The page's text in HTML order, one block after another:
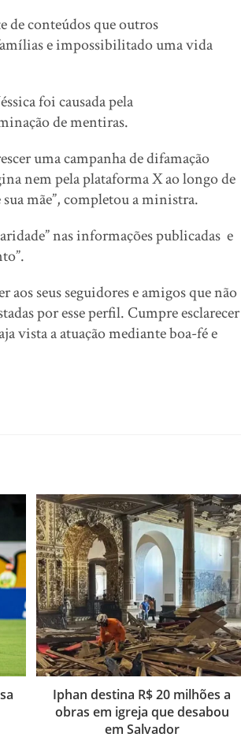
de conteúdos que outros
e impossibilitado uma vida
foi causada pela
de mentiras.
uma campanha de difamação
nem pela plataforma X ao longo de
sua mãe”, completou a ministra.
nas informações publicadas e
seus seguidores e amigos que não
por esse perfil. Cumpre esclarecer
vista a atuação mediante boa-fé e
Iphan destina R$ 20 milhões a
obras em igreja que desabou
em Salvador